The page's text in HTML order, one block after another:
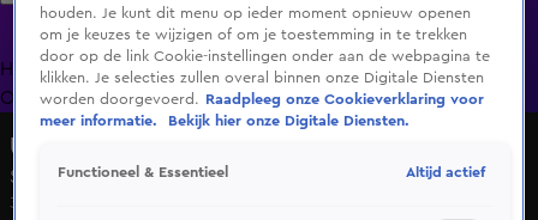
HomeUitzending Gemist Programma's De Bondgenoten
OranjezomerLivestreamsShop
Undercover in Nederland
Seizoen 11, aflevering 14
30 nov 2014, 21:30
houden. Je kunt dit menu op ieder moment opnieuw openen
om je keuzes te wijzigen of om je toestemming in te trekken
door op de link Cookie-instellingen onder aan de webpagina te
klikken. Je selecties zullen overal binnen onze Digitale Diensten
worden doorgevoerd.
Raadpleeg onze Cookieverklaring voor
meer informatie.
Bekijk hier onze Digitale Diensten.
Functioneel & Essentieel Altijd actief